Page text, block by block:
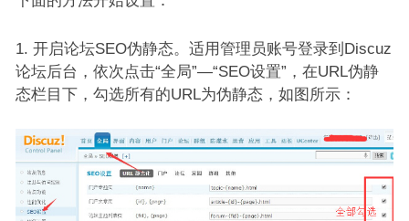
开启论坛SEO伪静态。适用管理员账号登录到Discuz
论坛后台，依次点击“全局”—“SEO设置”，在URL伪静
态栏目下，勾选所有的URL为伪静态，如图所示：